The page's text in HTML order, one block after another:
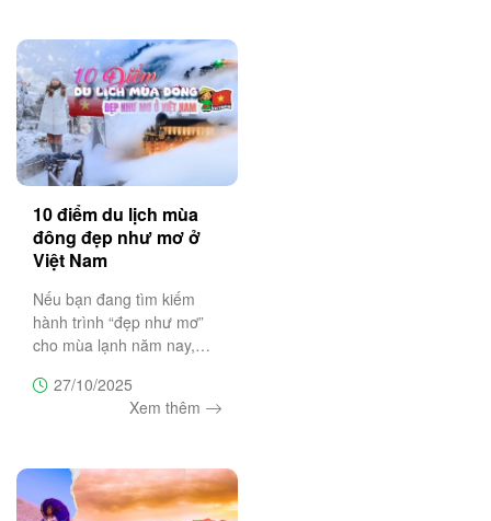
10 điểm du lịch mùa
đông đẹp như mơ ở
Việt Nam
Nếu bạn đang tìm kiếm
hành trình “đẹp như mơ”
cho mùa lạnh năm nay,
Tourist khám phá 10 điểm
đến mùa đông tuyệt vời
ca của thiên
27/10/2025
Xem thêm